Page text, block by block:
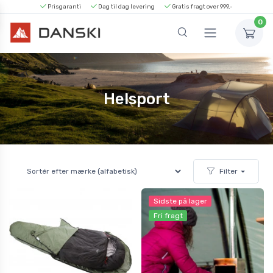
Prisgaranti Dag til dag levering Gratis fragt over 999,-
0
Helsport
Filter
Sidste på lager
Fri fragt